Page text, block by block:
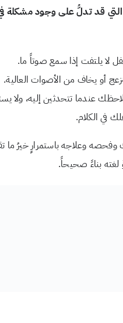
التي قد تدلُّ على وجود مشكلة
لا يلتفت إذا سمع صوتاً ما.
أو يخاف من الأصوات العالية.
عندما تتحدثين إليه، ولا
في الكلام.
وعلاجه باستمرارٍ خيرُ ما
لغته بناءً صحيحاً.